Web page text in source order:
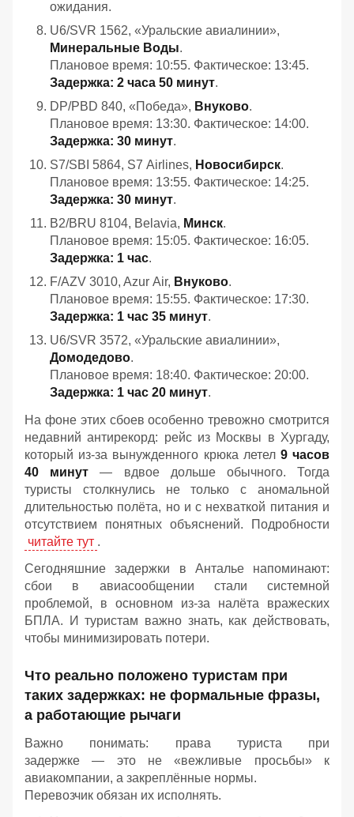
ожидания.
U6/SVR 1562, «Уральские авиалинии»,
Минеральные Воды.
Плановое время: 10:55. Фактическое: 13:45.
Задержка: 2 часа 50 минут.
DP/PBD 840, «Победа», Внуково.
Плановое время: 13:30. Фактическое: 14:00.
Задержка: 30 минут.
S7/SBI 5864, S7 Airlines, Новосибирск.
Плановое время: 13:55. Фактическое: 14:25.
Задержка: 30 минут.
B2/BRU 8104, Belavia, Минск.
Плановое время: 15:05. Фактическое: 16:05.
Задержка: 1 час.
F/AZV 3010, Azur Air, Внуково.
Плановое время: 15:55. Фактическое: 17:30.
Задержка: 1 час 35 минут.
U6/SVR 3572, «Уральские авиалинии»,
Домодедово.
Плановое время: 18:40. Фактическое: 20:00.
Задержка: 1 час 20 минут.
На фоне этих сбоев особенно тревожно смотрится
недавний антирекорд: рейс из Москвы в Хургаду,
который из‑за вынужденного крюка летел 9 часов
40 минут — вдвое дольше обычного. Тогда
туристы столкнулись не только с аномальной
длительностью полёта, но и с нехваткой питания и
отсутствием понятных объяснений. Подробности
читайте тут .
Сегодняшние задержки в Анталье напоминают:
сбои в авиасообщении стали системной
проблемой, в основном из-за налёта вражеских
БПЛА. И туристам важно знать, как действовать,
чтобы минимизировать потери.
Что реально положено туристам при
таких задержках: не формальные фразы,
а работающие рычаги
Важно понимать: права туриста при
задержке — это не «вежливые просьбы» к
авиакомпании, а закреплённые нормы.
Перевозчик обязан их исполнять.